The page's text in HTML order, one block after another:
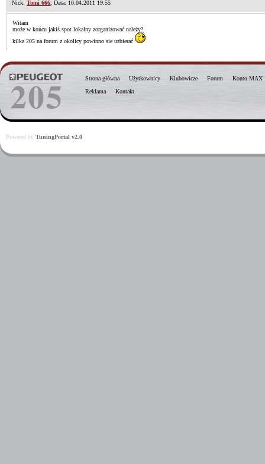
Nick: Tomi 666 , Data: 10.04.2011 19:55
Witam
może w końcu jakiś spot lokalny zorganizować należy?
kilka 205 na forum z okolicy powinno sie uzbierać
Strona główna Użytkownicy Klubowicze Forum
Konto MAX
Reklama
Kontakt
Powered by TuningPortal v2.0